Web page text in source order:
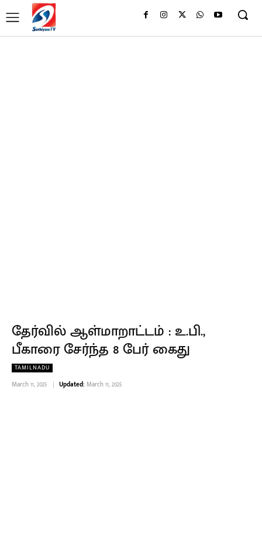
தேர்வில் ஆள்மாறாட்டம் : உ.பி.,
பீகாரை சேர்ந்த 8 பேர் கைது
TAMILNADU
March 11, 2025 Updated: March 11, 2025